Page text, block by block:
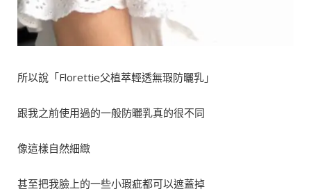
所以說「Florettie父植萃輕透無瑕防曬乳」
跟我之前使用過的一般防曬乳真的很不同
像這樣自然細緻
甚至把我臉上的一些小瑕疵都可以遮蓋掉